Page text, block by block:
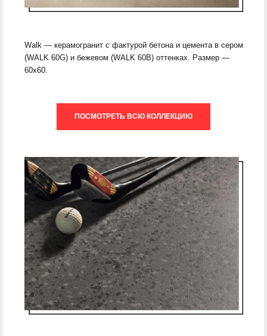
Walk — керамогранит с фактурой бетона и цемента в сером
(WALK 60G) и бежевом (WALK 60B) оттенках. Размер —
60х60.
ПОСМОТРЕТЬ ВСЮ КОЛЛЕКЦИЮ